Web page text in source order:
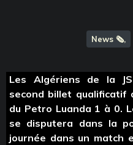
News 🗞️
Les Algériens de la
second billet qualificatif
du Petro Luanda 1 à 0.
se disputera dans la
journée dans un match